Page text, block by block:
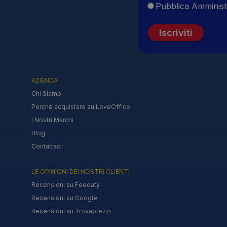
Pubblica
Iscriviti
AZIENDA
Chi Siamo
Perché acquistare su LoveOffice
I Nostri Marchi
Blog
Contattaci
LE OPINIONI DEI NOSTRI CLIENTI
Recensioni su Feedaty
Recensioni su Google
Recensioni su Trovaprezzi